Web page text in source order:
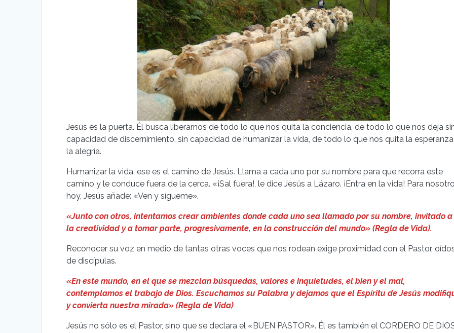
Jesús es la puerta. Él busca liberarnos de todo lo que nos quita la conciencia, de todo lo que nos deja
capacidad de discernimiento, sin capacidad de humanizar la vida, de todo lo que nos quita la
la alegría.
Humanizar la vida, ese es el camino de Jesús. Llama a cada uno por su nombre para que recorra este
camino y le conduce fuera de la cerca. «¡Sal fuera!, le dice Jesús a Lázaro. ¡Entra en la vida! Para
hoy, Jesús añade: «Ven y sígueme».
«Junto con otros, intentamos crear ambientes donde cada uno sea llamado por su nombre, invitado a
la creatividad y a tomar parte, progresivamente, en la construcción del mundo» (Regla de Vida).
Reconocer su voz en medio de tantas otras voces que nos rodean exige proximidad con el Pastor,
de discípulas.
«En este mundo, en el que se mezclan búsquedas, valores e inquietudes, el bien y el mal,
contemplamos el trabajo de Dios. Escuchamos su Palabra y dejamos que el Espíritu de Jesús
y convierta nuestra mirada» (Regla de Vida)
Jesús no sólo es el Pastor, sino que se declara el «BUEN PASTOR». Él es también el CORDERO DE